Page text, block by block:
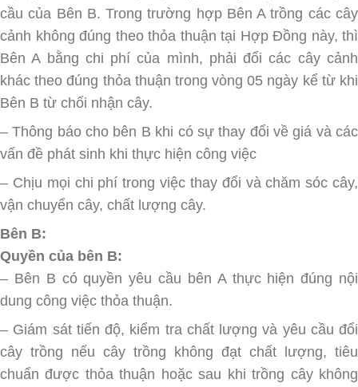
cầu của Bên B. Trong trường hợp Bên A trồng các cây
cảnh không đúng theo thỏa thuận tại Hợp Đồng này, thì
Bên A bằng chi phí của mình, phải đổi các cây cảnh
khác theo đúng thỏa thuận trong vòng 05 ngày kể từ khi
Bên B từ chối nhận cây.
– Thông báo cho bên B khi có sự thay đổi về giá và các
vấn đề phát sinh khi thực hiện công việc
– Chịu mọi chi phí trong việc thay đổi và chăm sóc cây,
vận chuyển cây, chất lượng cây.
Bên B:
Quyền của bên B:
– Bên B có quyền yêu cầu bên A thực hiện đúng nội
dung công việc thỏa thuận.
– Giám sát tiến độ, kiểm tra chất lượng và yêu cầu đổi
cây trồng nếu cây trồng không đạt chất lượng, tiêu
chuẩn được thỏa thuận hoặc sau khi trồng cây không